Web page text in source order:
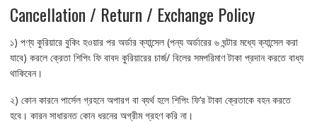
Cancellation / Return / Exchange Policy
১) পণ্য কুরিয়ারে বুকিং হওয়ার পর অর্ডার ক্যান্সেল (পন্য অর্ডারের ৬ ঘন্টার মধ্যে ক্যান্সেল করা
যাবে) করলে ক্রেতা শিপিং ফি বাবদ কুরিয়ারের চার্জ/ বিলের সমপরিমাণ টাকা প্রদান করতে বাধ্য
থাকিবেন।
২) কোন কারনে পার্সেল গ্রহনে অপারগ বা ব্যর্থ হলে শিপিং ফি’র টাকা ক্রেতাকে বহন করতে
হবে। কারন সাধারনত কোন ধরনের অগ্রীম গ্রহণ করি না।